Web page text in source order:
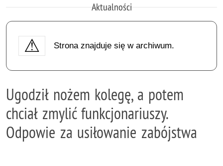
Aktualności
Strona znajduje się w archiwum.
Ugodził nożem kolegę, a potem
chciał zmylić funkcjonariuszy.
Odpowie za usiłowanie zabójstwa